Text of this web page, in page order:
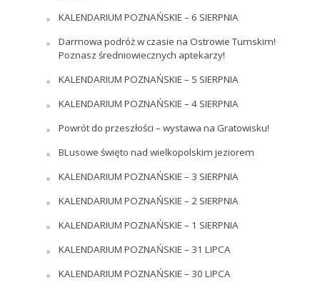
KALENDARIUM POZNAŃSKIE – 6 SIERPNIA
Darmowa podróż w czasie na Ostrowie Tumskim!
Poznasz średniowiecznych aptekarzy!
KALENDARIUM POZNAŃSKIE – 5 SIERPNIA
KALENDARIUM POZNAŃSKIE – 4 SIERPNIA
Powrót do przeszłości – wystawa na Gratowisku!
BLusowe święto nad wielkopolskim jeziorem
KALENDARIUM POZNAŃSKIE – 3 SIERPNIA
KALENDARIUM POZNAŃSKIE – 2 SIERPNIA
KALENDARIUM POZNAŃSKIE – 1 SIERPNIA
KALENDARIUM POZNAŃSKIE – 31 LIPCA
KALENDARIUM POZNAŃSKIE – 30 LIPCA